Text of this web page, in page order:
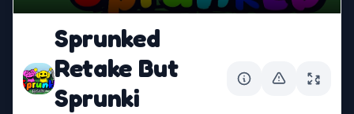
Sprunked
Retake But
Sprunki